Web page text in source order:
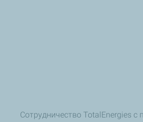
Сотрудничество TotalEnergies